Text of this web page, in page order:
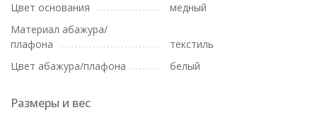
Цвет основания
медный
Материал абажура/
плафона
текстиль
Цвет абажура/плафона
белый
Размеры и вес